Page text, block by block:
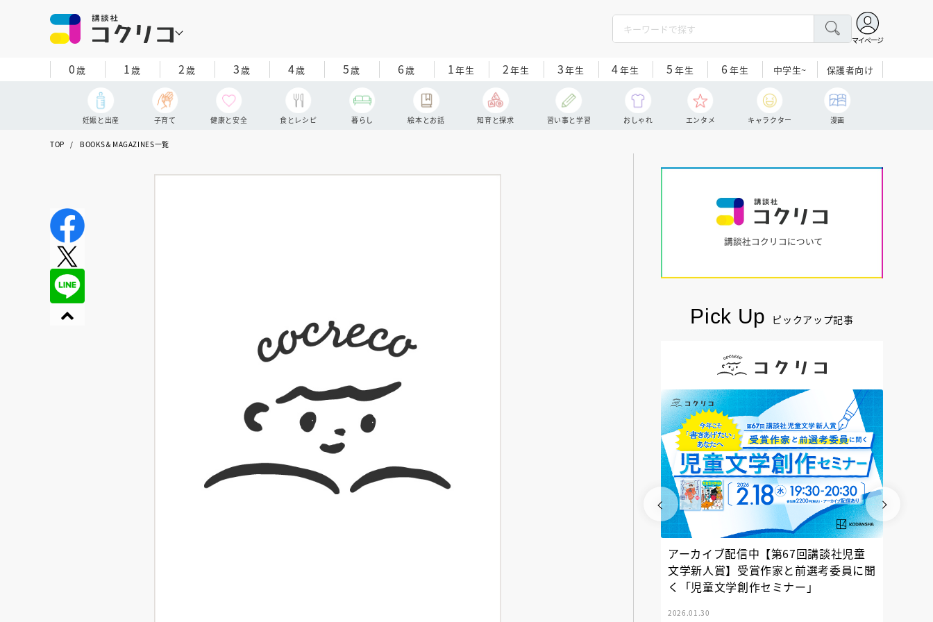
マイページ
0歳 1歳 2歳 3歳 4歳 5歳 6歳 1年生 2年生 3年生 4年生 5 年生 6年生 中学生~ 保護者向け
妊娠と出産 子育て 健康と安全 食とレシピ 暮らし 絵本とお話 知育と探求 習い事と学習 おしゃれ エンタメ キャラクター 漫画
TOP BOOKS＆MAGAZINES一覧
Pick Up ピックアップ記事
アーカイブ配信中【第67回講談社児童
文学新人賞】受賞作家と前選考委員に聞
く「児童文学創作セミナー」
2026.01.30